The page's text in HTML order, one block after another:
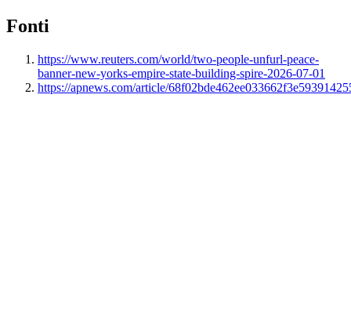
Fonti
https://www.reuters.com/world/two-people-unfurl-peace-
banner-new-yorks-empire-state-building-spire-2026-07-01
https://apnews.com/article/